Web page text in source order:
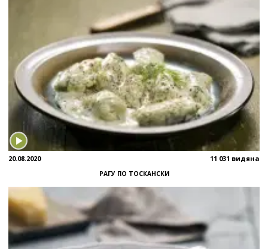
20.08.2020 11 031 видяна
РАГУ ПО ТОСКАНСКИ